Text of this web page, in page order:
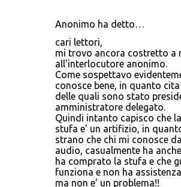
Anonimo ha detto…
cari lettori,
mi trovo ancora costretto a
all'interlocutore anonimo.
Come sospettavo
conosce bene, in quanto
delle quali sono stato
amministratore delegato.
Quindi intanto capisco che
stufa e' un artifizio, in
strano che chi mi conosce
audio, casualmente ha
ha comprato la stufa e che
funziona e non ha
ma non e' un problema!!